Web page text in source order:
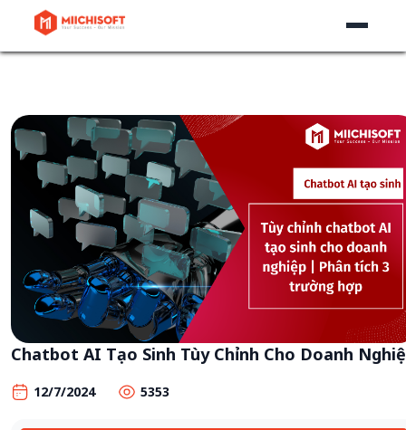
Chatbot AI Tạo Sinh Tùy Chỉnh Cho Doanh
12/7/2024 5353